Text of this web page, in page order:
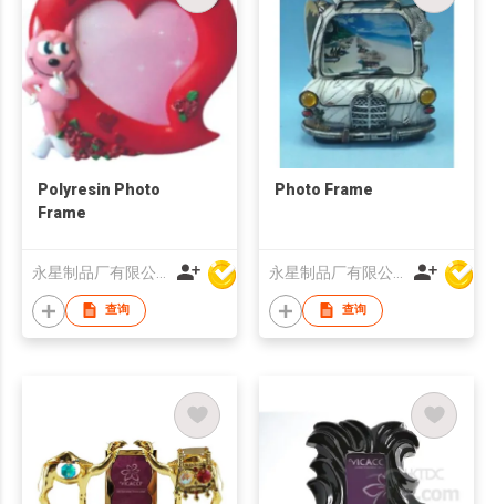
Polyresin Photo
Frame
查询
Photo Frame
查询